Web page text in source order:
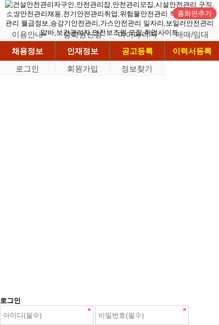
홈화면추가
이용안내 정회원신청 마이페이지
매매/임대
채용정보
인재정보 공고등록
이력서등록
로그인
회원가입 정보찾기
로그인